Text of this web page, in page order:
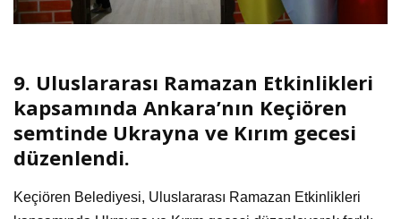
9. Uluslararası Ramazan Etkinlikleri
kapsamında Ankara’nın Keçiören
semtinde Ukrayna ve Kırım gecesi
düzenlendi.
Keçiören Belediyesi, Uluslararası Ramazan Etkinlikleri